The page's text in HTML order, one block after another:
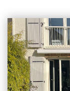
terrasse. 7Min à
réversible,
TRAVAUX A
qu'à poser
IMMOBILIER
VENDEUR